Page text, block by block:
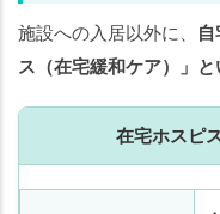
施設への入居以外に、
ス（在宅緩和ケア）」
在宅ホスピ